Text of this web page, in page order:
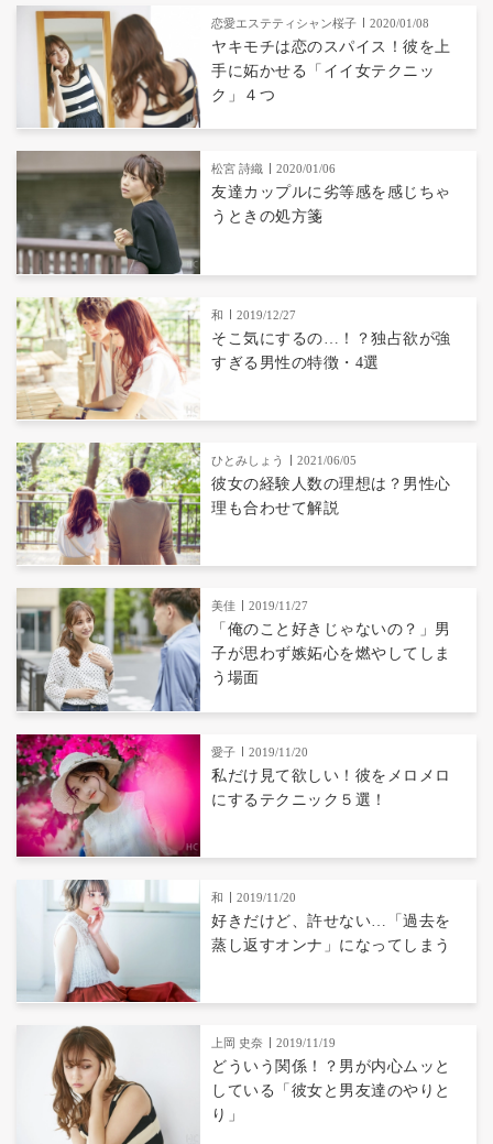
恋愛エステティシャン桜子 2020/01/08
ヤキモチは恋のスパイス！彼を上
手に妬かせる「イイ女テクニッ
ク」４つ
松宮 詩織 2020/01/06
友達カップルに劣等感を感じちゃ
うときの処方箋
和 2019/12/27
そこ気にするの…！？独占欲が強
すぎる男性の特徴・4選
ひとみしょう 2021/06/05
彼女の経験人数の理想は？男性心
理も合わせて解説
美佳 2019/11/27
「俺のこと好きじゃないの？」男
子が思わず嫉妬心を燃やしてしま
う場面
愛子 2019/11/20
私だけ見て欲しい！彼をメロメロ
にするテクニック５選！
和 2019/11/20
好きだけど、許せない…「過去を
蒸し返すオンナ」になってしまう
上岡 史奈 2019/11/19
どういう関係！？男が内心ムッと
している「彼女と男友達のやりと
り」